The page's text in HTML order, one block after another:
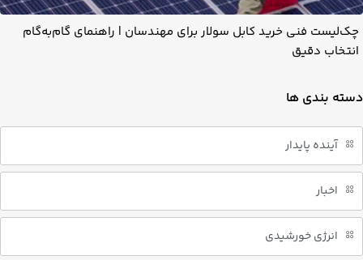
چک‌لیست فنی خرید کابل سولار برای مهندسان | راهنمای گام‌به‌گام
انتخاب دقیق
دسته بندی ها
آینده پایدار
اخبار
انرژی خورشیدی